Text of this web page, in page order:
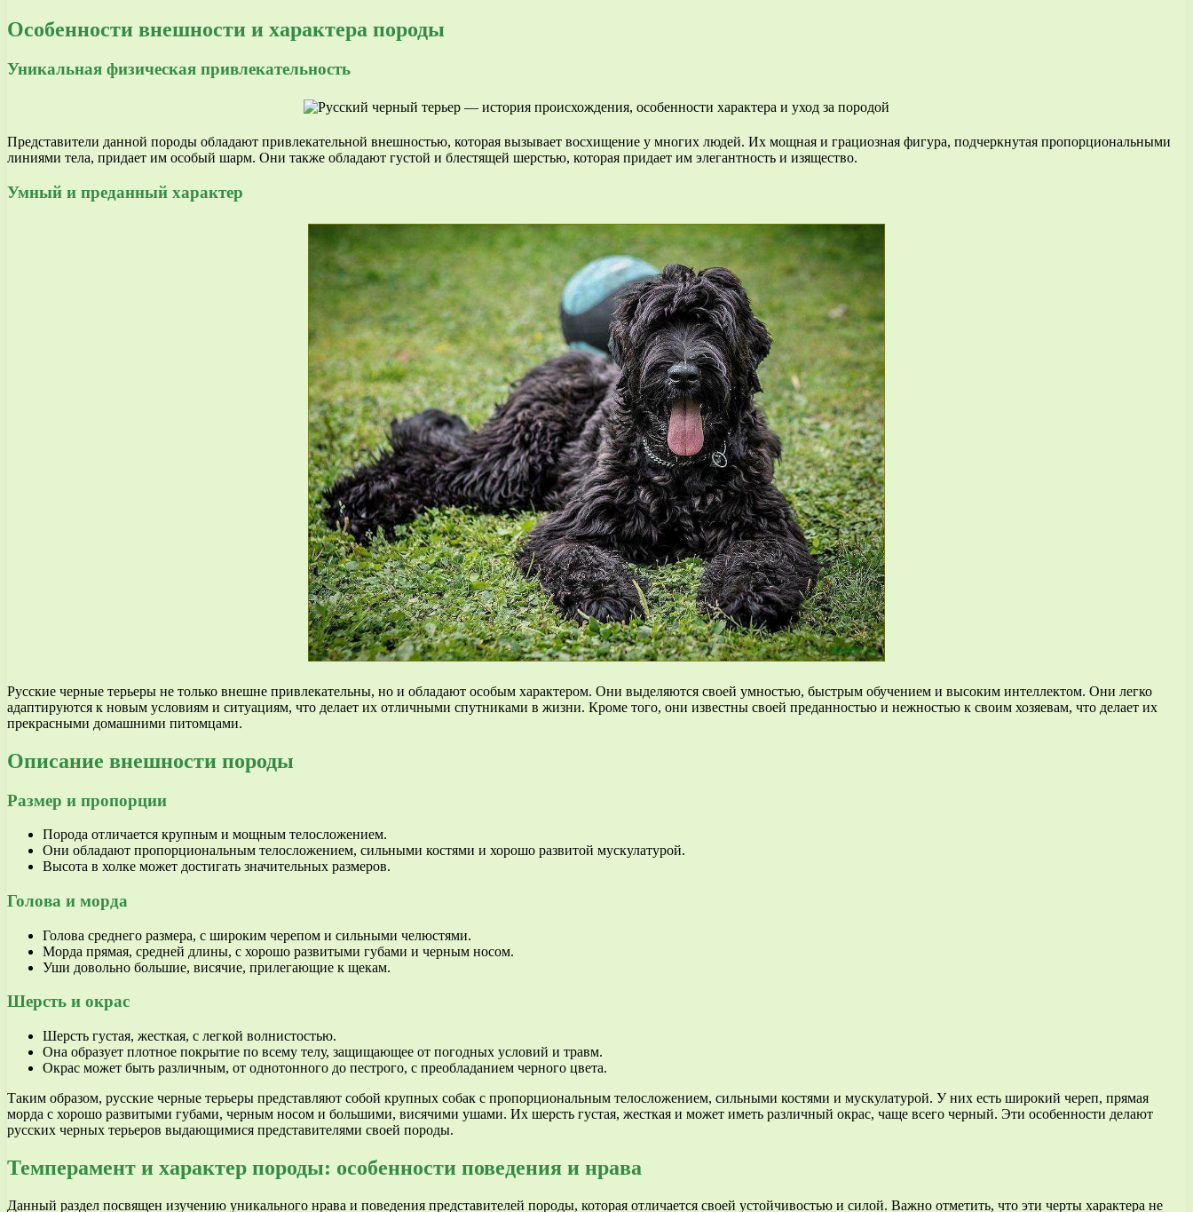
Особенности внешности и характера породы
Уникальная физическая привлекательность
Представители данной породы обладают привлекательной внешностью, которая вызывает восхищение у многих людей. Их мощная и грациозная фигура, подчеркнутая пропорциональными
линиями тела, придает им особый шарм. Они также обладают густой и блестящей шерстью, которая придает им элегантность и изящество.
Умный и преданный характер
Русские черные терьеры не только внешне привлекательны, но и обладают особым характером. Они выделяются своей умностью, быстрым обучением и высоким интеллектом. Они легко
адаптируются к новым условиям и ситуациям, что делает их отличными спутниками в жизни. Кроме того, они известны своей преданностью и нежностью к своим хозяевам, что делает их
прекрасными домашними питомцами.
Описание внешности породы
Размер и пропорции
Порода отличается крупным и мощным телосложением.
Они обладают пропорциональным телосложением, сильными костями и хорошо развитой мускулатурой.
Высота в холке может достигать значительных размеров.
Голова и морда
Голова среднего размера, с широким черепом и сильными челюстями.
Морда прямая, средней длины, с хорошо развитыми губами и черным носом.
Уши довольно большие, висячие, прилегающие к щекам.
Шерсть и окрас
Шерсть густая, жесткая, с легкой волнистостью.
Она образует плотное покрытие по всему телу, защищающее от погодных условий и травм.
Окрас может быть различным, от однотонного до пестрого, с преобладанием черного цвета.
Таким образом, русские черные терьеры представляют собой крупных собак с пропорциональным телосложением, сильными костями и мускулатурой. У них есть широкий череп, прямая
морда с хорошо развитыми губами, черным носом и большими, висячими ушами. Их шерсть густая, жесткая и может иметь различный окрас, чаще всего черный. Эти особенности делают
русских черных терьеров выдающимися представителями своей породы.
Темперамент и характер породы: особенности поведения и нрава
Данный раздел посвящен изучению уникального нрава и поведения представителей породы, которая отличается своей устойчивостью и силой. Важно отметить, что эти черты характера не